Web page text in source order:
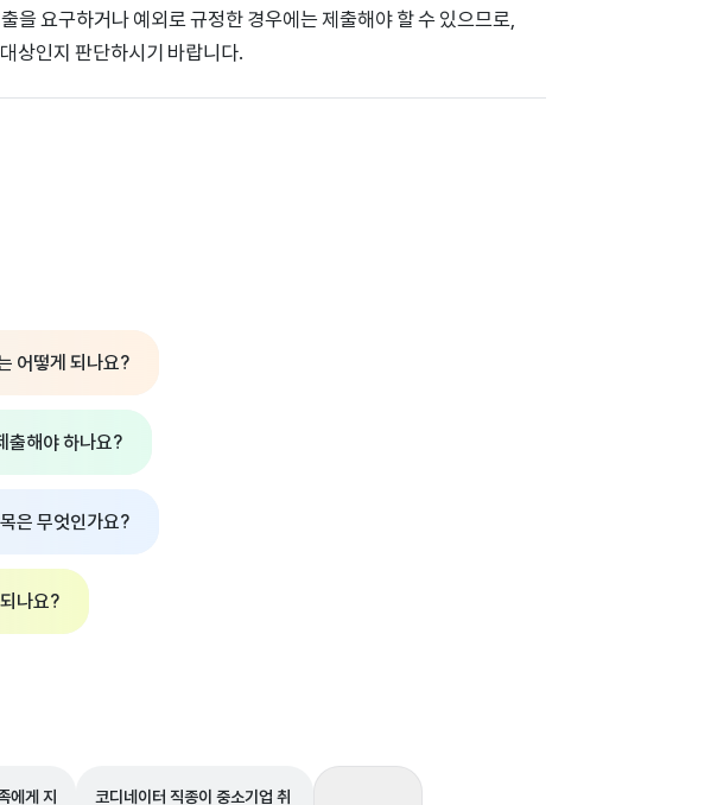
을 요구하거나 예외로 규정한 경우에는 제출해야 할 수 있으므로,
상인지 판단하시기 바랍니다.
어떻게 되나요?
출해야 하나요?
은 무엇인가요?
나요?
에게 지 코디네이터 직종이 중소기업 취